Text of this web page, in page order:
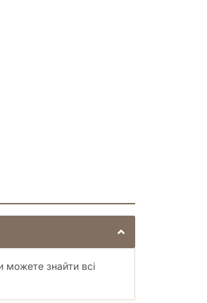
можете знайти всі